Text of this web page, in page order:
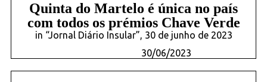
Quinta do Martelo é única no país
com todos os prémios Chave Verde
in “Jornal Diário Insular”, 30 de junho de 2023
30/06/2023